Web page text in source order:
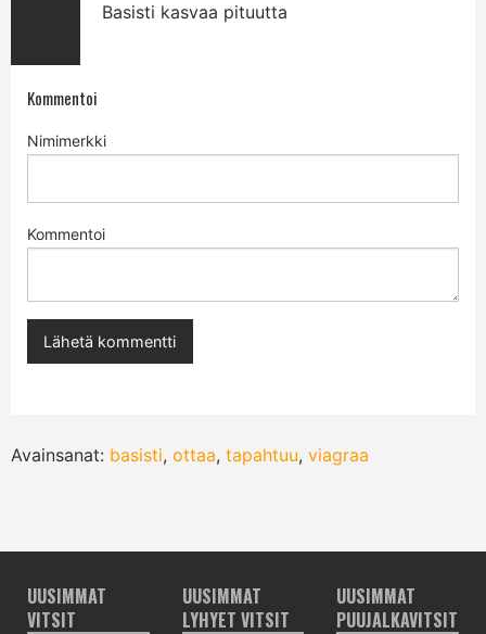
Basisti kasvaa pituutta
Kommentoi
Nimimerkki
Kommentoi
Avainsanat: basisti, ottaa, tapahtuu, viagraa
UUSIMMAT
VITSIT
UUSIMMAT
LYHYET VITSIT
UUSIMMAT
PUUJALKAVITSIT